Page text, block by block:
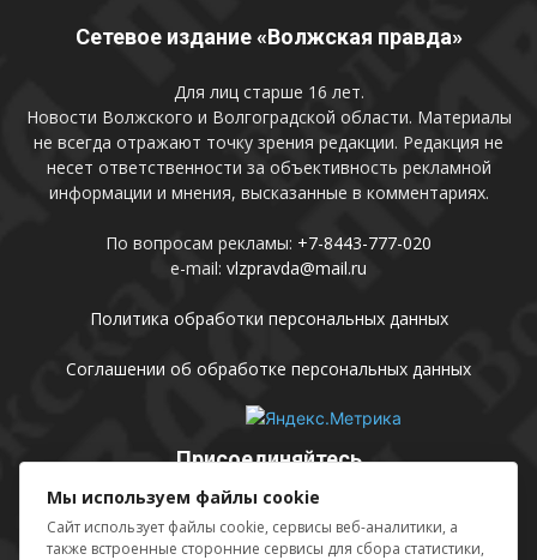
Сетевое издание «Волжская правда»
Для лиц старше 16 лет.
Новости Волжского и Волгоградской области. Материалы
не всегда отражают точку зрения редакции. Редакция не
несет ответственности за объективность рекламной
информации и мнения, высказанные в комментариях.
По вопросам рекламы: +7-8443-777-020
e-mail: vlzpravda@mail.ru
Политика обработки персональных данных
Соглашении об обработке персональных данных
Присоединяйтесь
Мы используем файлы cookie
Сайт использует файлы cookie, сервисы веб-аналитики, а
также встроенные сторонние сервисы для сбора статистики,